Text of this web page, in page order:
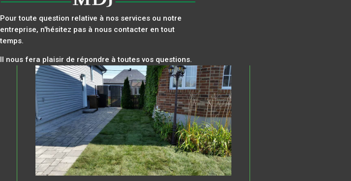
Pour toute question relative à nos services ou notre
entreprise, n'hésitez pas à nous contacter en tout
temps.
Il nous fera plaisir de répondre à toutes vos questions.